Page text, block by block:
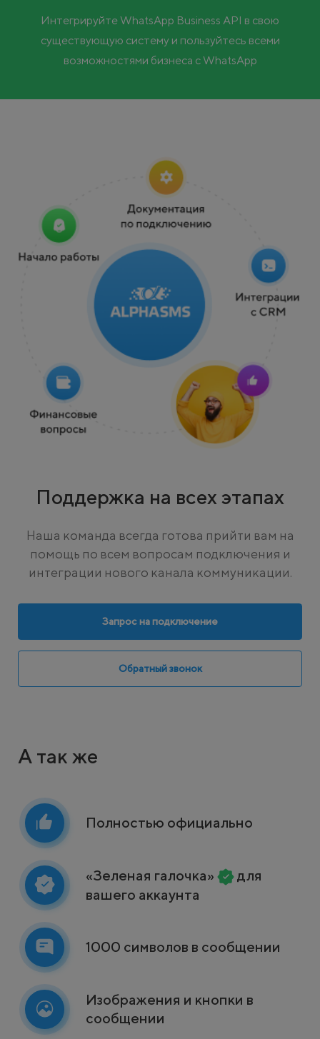
Интегрируйте WhatsApp Business API в свою
существующую систему и пользуйтесь всеми
возможностями бизнеса с WhatsApp
Поддержка на всех этапах
Наша команда всегда готова прийти вам на
помощь по всем вопросам подключения и
интеграции нового канала коммуникации.
Запрос на подключение
Обратный звонок
А так же
Полностью официально
«Зеленая галочка»
для
вашего аккаунта
1000 символов в сообщении
Изображения и кнопки в
сообщении